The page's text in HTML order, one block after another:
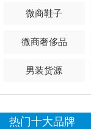
微商鞋子
微商奢侈品
男装货源
热门十大品牌